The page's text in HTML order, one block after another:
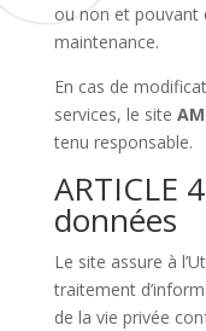
ou non et pouvant
maintenance.
En cas de
services, le site AM
tenu responsable.
ARTICLE
données
Le site assure à
traitement
de la vie privée